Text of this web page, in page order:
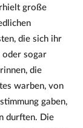
große
die sich ihr
oder sogar
die
warben, von
gaben,
durften. Die